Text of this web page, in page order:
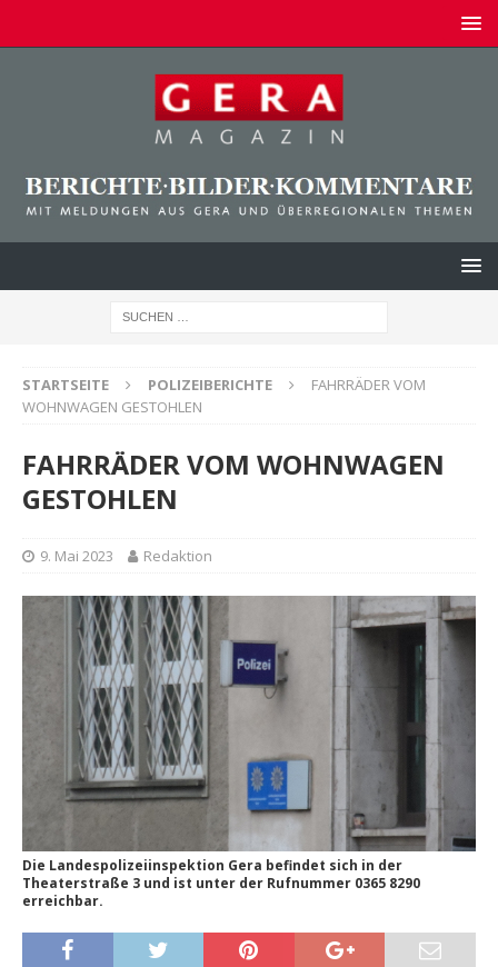
STARTSEITE POLIZEIBERICHTE
FAHRRÄDER VOM
WOHNWAGEN GESTOHLEN
FAHRRÄDER VOM WOHNWAGEN
GESTOHLEN
9. Mai 2023 Redaktion
Die Landespolizeiinspektion Gera befindet sich in der
Theaterstraße 3 und ist unter der Rufnummer 0365 8290
erreichbar.